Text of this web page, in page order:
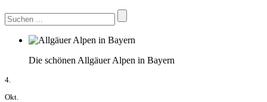
Die schönen Allgäuer Alpen in Bayern
4.
Okt.